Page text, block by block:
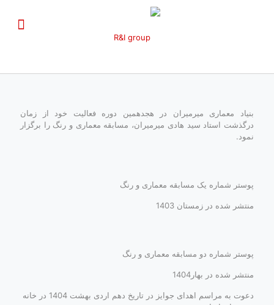
بنیاد معماری میرمیران در هجدهمین دوره فعالیت خود از زمان
درگذشت استاد سید هادی میرمیران، مسابقه معماری و رنگ را برگزار
نمود.
پوستر شماره یک مسابقه معماری و رنگ
منتشر شده در زمستان 1403
پوستر شماره دو مسابقه معماری و رنگ
منتشر شده در بهار1404
دعوت به مراسم اهدای جوایز در تاریخ دهم اردی بهشت 1404 در خانه